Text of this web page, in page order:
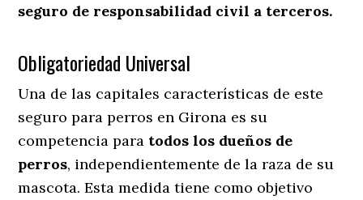
seguro de responsabilidad civil a terceros.
Obligatoriedad Universal
Una de las capitales características de este
seguro para perros en Girona es su
competencia para todos los dueños de
perros, independientemente de la raza de su
mascota. Esta medida tiene como objetivo